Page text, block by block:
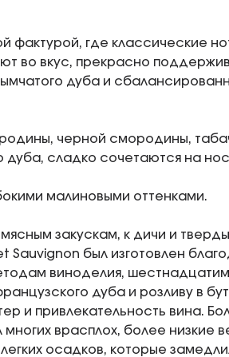
фактурой, где классические
во вкус, прекрасно
дуба и
черной смородины,
дуба, сладко сочетаются на
малиновыми оттенками.
закускам, к дичи и
Sauvignon был изготовлен
виноделия,
дуба и розливу в
и привлекательность вина.
врасплох, более низкие
осадков, которые